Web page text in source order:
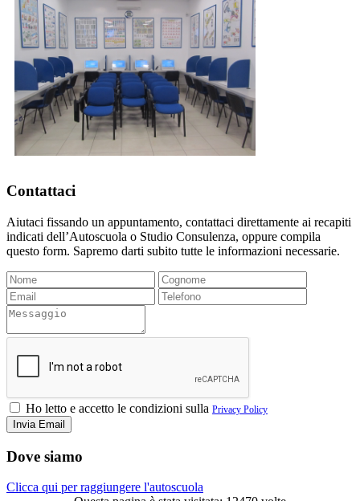
Contattaci
Aiutaci fissando un appuntamento, contattaci direttamente ai recapiti
indicati dell’Autoscuola o Studio Consulenza, oppure compila
questo form. Sapremo darti subito tutte le informazioni necessarie.
Ho letto e accetto le condizioni sulla Privacy Policy
Dove siamo
Clicca qui per raggiungere l'autoscuola